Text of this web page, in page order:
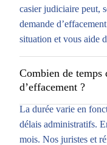
casier judiciaire peut,
demande
situation et vous aide
Combien de temps
d’effacement ?
La durée varie en
délais administratifs.
mois. Nos juristes et